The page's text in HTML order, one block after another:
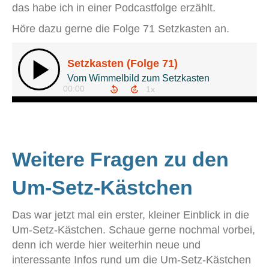
das habe ich in einer Podcastfolge erzählt.
Höre dazu gerne die Folge 71 Setzkasten an.
Weitere Fragen zu den
Um-Setz-Kästchen
Das war jetzt mal ein erster, kleiner Einblick in die
Um-Setz-Kästchen. Schaue gerne nochmal vorbei,
denn ich werde hier weiterhin neue und
interessante Infos rund um die Um-Setz-Kästchen